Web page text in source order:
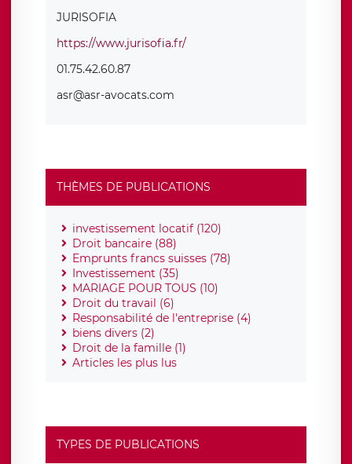
JURISOFIA
https://www.jurisofia.fr/
01.75.42.60.87
asr@asr-avocats.com
THÈMES DE PUBLICATIONS
investissement locatif (120)
Droit bancaire (88)
Emprunts francs suisses (78)
Investissement (35)
MARIAGE POUR TOUS (10)
Droit du travail (6)
Responsabilité de l'entreprise (4)
biens divers (2)
Droit de la famille (1)
Articles les plus lus
TYPES DE PUBLICATIONS